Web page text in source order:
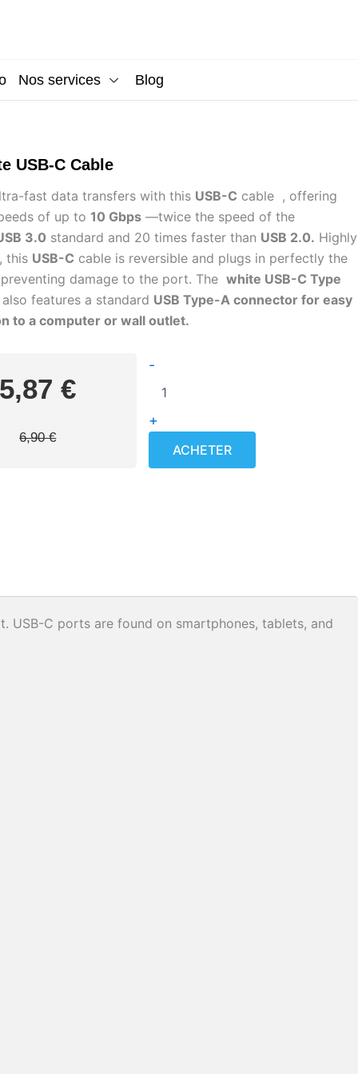
Nos services Blog
USB-C Cable
fast data transfers with this USB-C cable , offering
of up to 10 Gbps—twice the speed of the
3.0 standard and 20 times faster than USB 2.0. Highly
this USB-C cable is reversible and plugs in perfectly the
damage to the port. The white USB-C Type
also features a standard USB Type-A connector for easy
to a computer or wall outlet.
6,90€
prix
initial
était :
6,90 €.
5,87€
prix
actuel
est :
5,87 €.
-
1m
USB-
Cable
+
ACHETER
USB-C ports are found on smartphones, tablets, and